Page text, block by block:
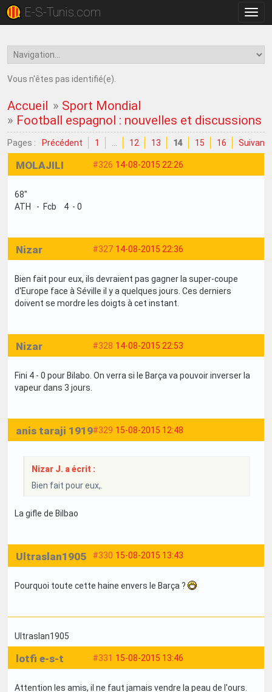
la
E-S-Tunis.com
Vous n'êtes pas identifié(e).
Accueil » Sport Mondial
» Football espagnol : nouvelles et discussions
Pages : Précédent 1 12 13 14 15 16 Suivant
#326 14-08-2015 22:26
MOLAJILI
68"
ATH - Fcb 4 - 0
#327 14-08-2015 22:36
Nizar
Bien fait pour eux, ils devraient pas gagner la super-coupe
d'Europe face à Séville il y a quelques jours. Ces derniers
doivent se mordre les doigts à cet instant.
#328 14-08-2015 22:53
Nizar
Fini 4 - 0 pour Bilabo. On verra si le Barça va pouvoir inverser la
vapeur dans 3 jours.
#329 15-08-2015 12:48
anis taraji 1919
Nizar J. a écrit :
Bien fait pour eux,.
La gifle de Bilbao
#330 15-08-2015 13:43
Ultraslan1905
Pourquoi toute cette haine envers le Barça ?
Ultraslan1905
#331 15-08-2015 13:46
lotfi e-s-t
Attention les amis, il ne faut jamais vendre la peau de l'ours.